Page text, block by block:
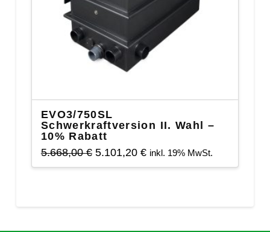
EVO3/750SL
Schwerkraftversion II. Wahl –
10% Rabatt
5.668,00€ Ursprünglicher
5.101,20 €Aktueller
inkl. 19% MwSt.